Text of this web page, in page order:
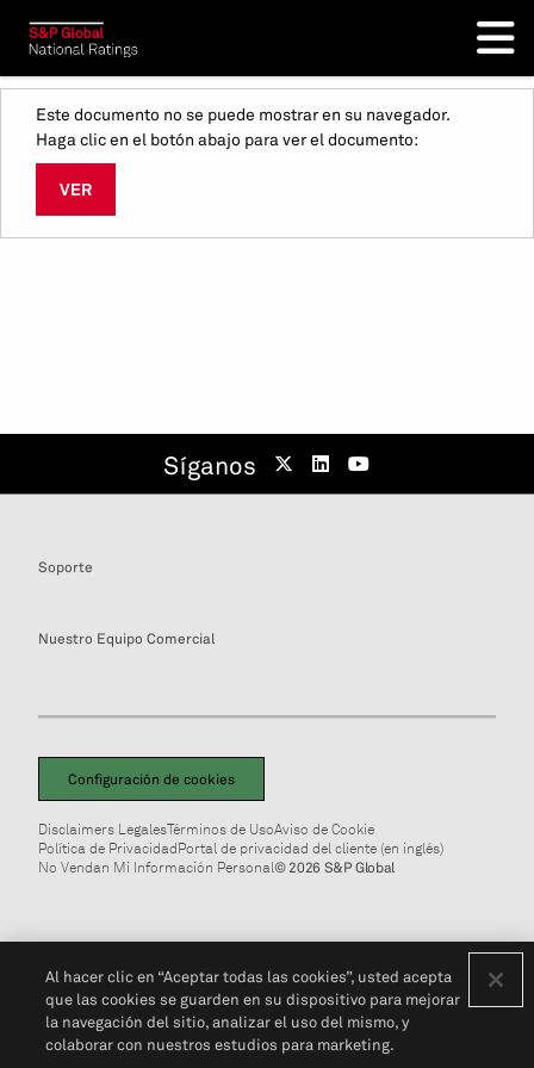
Este documento no se puede mostrar en su navegador.
Haga clic en el botón abajo para ver el documento:
VER
Síganos
Soporte
Nuestro Equipo Comercial
Configuración de cookies
Disclaimers LegalesTérminos de UsoAviso de Cookie
Política de PrivacidadPortal de privacidad del cliente (en inglés)
No Vendan Mi Información Personal© 2026 S&P Global
Al hacer clic en “Aceptar todas las cookies”, usted acepta
que las cookies se guarden en su dispositivo para mejorar
la navegación del sitio, analizar el uso del mismo, y
colaborar con nuestros estudios para marketing.